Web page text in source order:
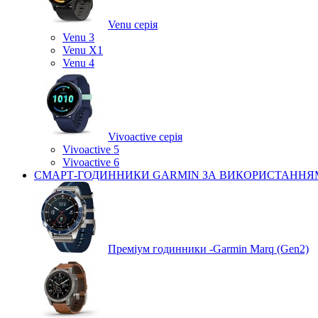
Venu серія
Venu 3
Venu X1
Venu 4
Vivoactive серія
Vivoactive 5
Vivoactive 6
СМАРТ-ГОДИННИКИ GARMIN ЗА
Преміум годинники -Garmin Marq (Gen2)